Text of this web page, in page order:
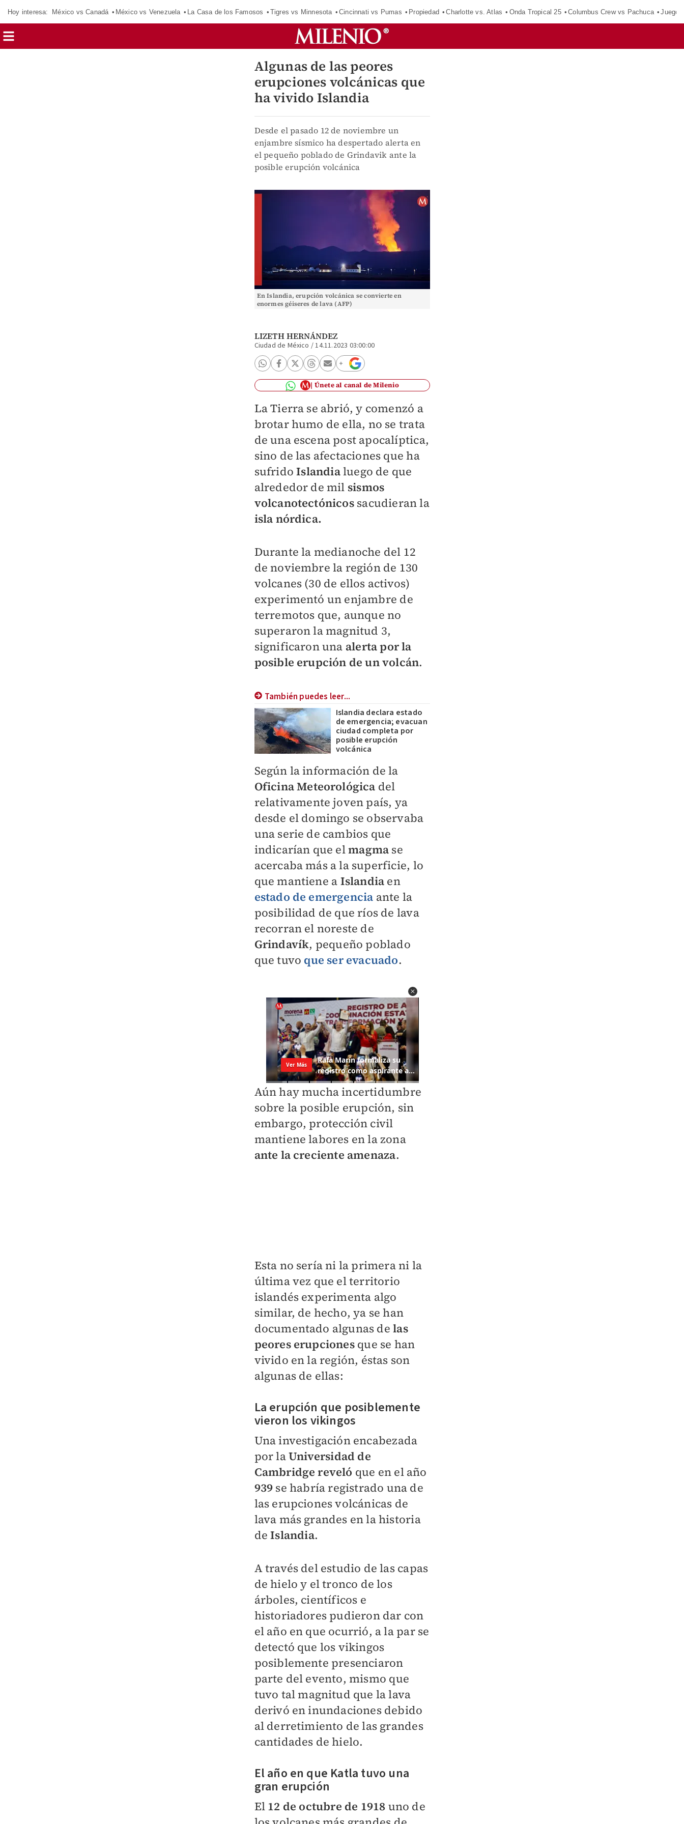
Hoy interesa: México vs Canadá México vs Venezuela La Casa de los Famosos Tigres vs Minnesota Cincinnati vs Pumas Propiedad Charlotte vs. Atlas Onda Tropical 25 Columbus Crew vs Pachuca
Algunas de las peores
erupciones volcánicas que
ha vivido Islandia
Desde el pasado 12 de noviembre un
enjambre sísmico ha despertado alerta en
el pequeño poblado de Grindavik ante la
posible erupción volcánica
En Islandia, erupción volcánica se convierte en
enormes géiseres de lava (AFP)
LIZETH HERNÁNDEZ
Ciudad de México /14.11.2023 03:00:00
Únete al canal de Milenio
La Tierra se abrió, y comenzó a
brotar humo de ella, no se trata
de una escena post apocalíptica,
sino de las afectaciones que ha
sufridoIslandialuego de que
alrededor de mil sismos
volcanotectónicossacudieran la
isla nórdica.
Durante la medianoche del 12
de noviembre la región de 130
volcanes (30 de ellos activos)
experimentó un enjambre de
terremotos que, aunque no
superaron la magnitud 3,
significaron una alerta por la
posible erupción de un volcán.
También puedes leer...
Islandia declara estado
de emergencia; evacuan
ciudad completa por
posible erupción
volcánica
Según la información de la
Oficina Meteorológica del
relativamente joven país, ya
desde el domingo se observaba
una serie de cambios que
indicarían que elmagma se
acercaba más a la superficie, lo
que mantiene a Islandia en
estado de emergencia ante la
posibilidad de que ríos de lava
recorran el noreste de
Grindavík, pequeño poblado
que tuvo que ser evacuado.
Aún hay mucha incertidumbre
sobre la posible erupción, sin
embargo, protección civil
mantiene labores en la zona
ante la creciente amenaza.
Esta no sería ni la primera ni la
última vez que el territorio
islandés experimenta algo
similar, de hecho, ya se han
documentado algunas de las
peores erupciones que se han
vivido en la región, éstas son
algunas de ellas:
La erupción que posiblemente
vieron los vikingos
Una investigación encabezada
por laUniversidad de
Cambridge reveló que en el año
939 se habría registrado una de
las erupciones volcánicas de
lava más grandes en la historia
deIslandia.
A través del estudio de las capas
de hielo y el tronco de los
árboles, científicos e
historiadores pudieron dar con
el año en que ocurrió, a la par se
detectó que los vikingos
posiblemente presenciaron
parte del evento, mismo que
tuvo tal magnitud que la lava
derivó en inundaciones debido
al derretimiento de las grandes
cantidades de hielo.
El año en que Katla tuvo una
gran erupción
El 12 de octubre de 1918 uno de